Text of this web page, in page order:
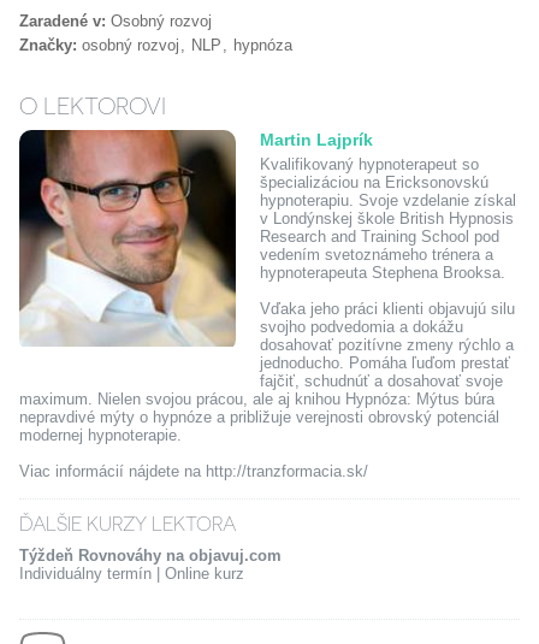
Zaradené v: Osobný rozvoj
Značky: osobný rozvoj NLP hypnóza
O LEKTOROVI
Martin Lajprík
Kvalifikovaný hypnoterapeut so
špecializáciou na Ericksonovskú
hypnoterapiu. Svoje vzdelanie získal
v Londýnskej škole British Hypnosis
Research and Training School pod
vedením svetoznámeho trénera a
hypnoterapeuta Stephena Brooksa.
Vďaka jeho práci klienti objavujú silu
svojho podvedomia a dokážu
dosahovať pozitívne zmeny rýchlo a
jednoducho. Pomáha ľuďom prestať
fajčiť, schudnúť a dosahovať svoje
maximum. Nielen svojou prácou, ale aj knihou Hypnóza: Mýtus búra
nepravdivé mýty o hypnóze a približuje verejnosti obrovský potenciál
modernej hypnoterapie.
Viac informácií nájdete na http://tranzformacia.sk/
ĎALŠIE KURZY LEKTORA
Týždeň Rovnováhy na objavuj.com
Individuálny termín | Online kurz